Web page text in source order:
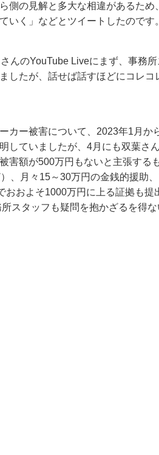
側の見解と多大な相違があるた
いく」などとツイートしたのです。
んのYouTube Liveにまず、事務
したが、話せば話すほどにコレ
カー被害について、2023年1月か
していましたが、4月にも双葉さ
害額が500万円もないと主張する
、月々15～30万円の金銭的援助
おおよそ1000万円に上る証拠も提
スタッフも疑問を抱かざるを得な